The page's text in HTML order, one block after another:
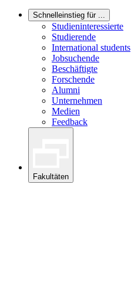
Schnelleinstieg für ...
Studieninteressierte
Studierende
International students
Jobsuchende
Beschäftigte
Forschende
Alumni
Unternehmen
Medien
Feedback
Fakultäten